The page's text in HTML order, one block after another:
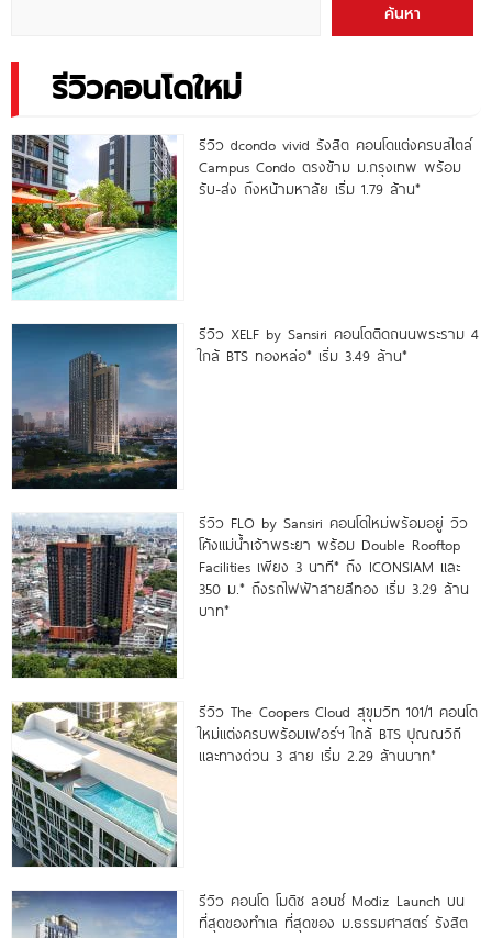
ค้นหา
รีวิวคอนโดใหม่
รีวิว dcondo vivid รังสิต คอนโดแต่งครบสไตล์
Campus Condo ตรงข้าม ม.กรุงเทพ พร้อม
รับ-ส่ง ถึงหน้ามหาลัย เริ่ม 1.79 ล้าน*
รีวิว XELF by Sansiri คอนโดติดถนนพระราม 4
ใกล้ BTS ทองหล่อ* เริ่ม 3.49 ล้าน*
รีวิว FLO by Sansiri คอนโดใหม่พร้อมอยู่ วิว
โค้งแม่น้ำเจ้าพระยา พร้อม Double Rooftop
Facilities เพียง 3 นาที* ถึง ICONSIAM และ
350 ม.* ถึงรถไฟฟ้าสายสีทอง เริ่ม 3.29 ล้าน
บาท*
รีวิว The Coopers Cloud สุขุมวิท 101/1 คอนโด
ใหม่แต่งครบพร้อมเฟอร์ฯ ใกล้ BTS ปุณณวิถี
และทางด่วน 3 สาย เริ่ม 2.29 ล้านบาท*
รีวิว คอนโด โมดิซ ลอนซ์ Modiz Launch บน
ที่สุดของทำเล ที่สุดของ ม.ธรรมศาสตร์ รังสิต